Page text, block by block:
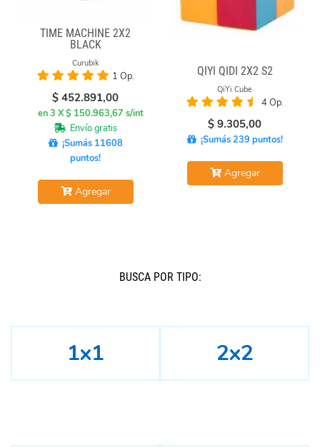
TIME MACHINE 2X2
BLACK
Curubik
1 Op.
$ 452.891,00
en 3 X $ 150.963,67 s/int
Envío gratis
¡Sumás 11608
puntos!
Agregar
QIYI QIDI 2X2 S2
QiYi Cube
4 Op.
$ 9.305,00
¡Sumás 239 puntos!
Agregar
BUSCÁ POR TIPO:
1x1 2x2